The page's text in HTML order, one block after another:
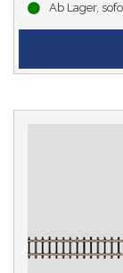
Ab Lager,